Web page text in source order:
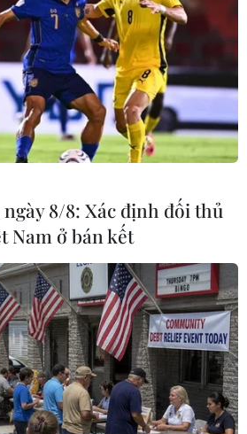
ôtô lao vào đám đông,
đã có thương vong xảy ra khi một
đông người đi bộ tại thành phố
ngày 7/4.
ngày 8/8: Xác định đối thủ
Nam ở bán kết